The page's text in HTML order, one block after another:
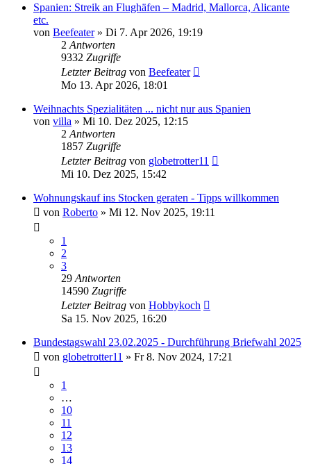
Spanien: Streik an Flughäfen – Madrid, Mallorca, Alicante
etc.
von Beefeater» Di 7. Apr 2026, 19:19
2 Antworten
9332 Zugriffe
Letzter Beitrag von Beefeater
Mo 13. Apr 2026, 18:01
Weihnachts Spezialitäten ... nicht nur aus Spanien
von villa » Mi 10. Dez 2025, 12:15
2 Antworten
1857 Zugriffe
Letzter Beitrag von globetrotter11
Mi 10. Dez 2025, 15:42
Wohnungskauf ins Stocken geraten - Tipps willkommen
von Roberto » Mi 12. Nov 2025, 19:11
1
2
3
29 Antworten
14590 Zugriffe
Letzter Beitrag von Hobbykoch
Sa 15. Nov 2025, 16:20
Bundestagswahl 23.02.2025 - Durchführung Briefwahl 2025
von globetrotter11 » Fr 8. Nov 2024, 17:21
1
…
10
11
12
13
14